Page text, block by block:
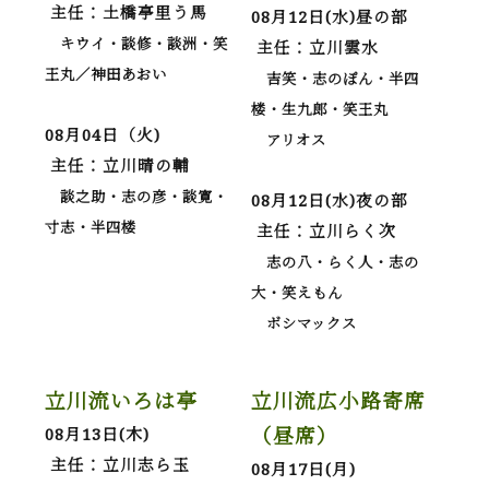
主任：土橋亭里う馬
キウイ・談修・談洲・笑
王丸／神田あおい
08月04日（火)
主任：立川晴の輔
談之助・志の彦・談寛・
寸志・半四楼
08月12日(水)昼の部
主任：立川雲水
吉笑・志のぽん・半四
楼・生九郎・笑王丸
アリオス
08月12日(水)夜の部
主任：立川らく次
志の八・らく人・志の
大・笑えもん
ボシマックス
立川流いろは亭
08月13日(木)
主任：立川志ら玉
立川流広小路寄席
（昼席）
08月17日(月)